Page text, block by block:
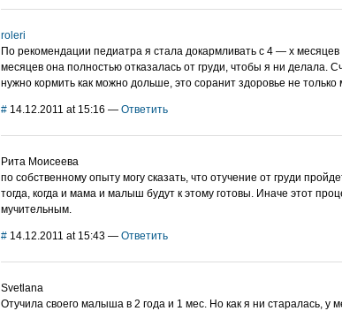
roleri
По рекомендации педиатра я стала докармливать с 4 — х месяцев
месяцев она полностью отказалась от груди, чтобы я ни делала.
нужно кормить как можно дольше, это соранит здоровье не
# 14.12.2011 at 15:16 — Ответить
Рита Моисеева
по собственному опыту могу сказать, что отучение от груди
тогда, когда и мама и малыш будут к этому готовы. Иначе этот
мучительным.
# 14.12.2011 at 15:43 — Ответить
Svetlana
Отучила своего малыша в 2 года и 1 мес. Но как я ни старалась, у